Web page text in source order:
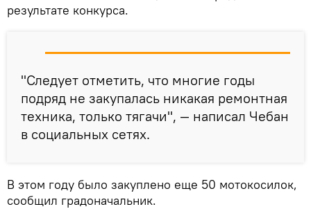
результате конкурса.
"Следует отметить, что многие годы
подряд не закупалась никакая ремонтная
техника, только тягачи", — написал Чебан
в социальных сетях.
В этом году было закуплено еще 50 мотокосилок,
сообщил градоначальник.